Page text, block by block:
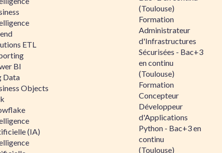
ETL
BI
Data
Objects
(IA)
(Toulouse)
Formation
Administrateur
d'Infrastructures
Sécurisées - Bac+3
en continu
(Toulouse)
Formation
Concepteur
Développeur
d'Applications
Python - Bac+3 en
continu
(Toulouse)